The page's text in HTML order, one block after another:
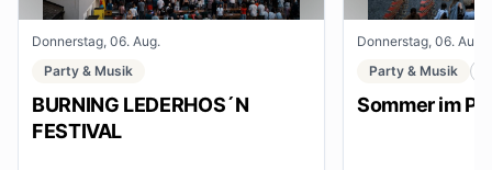
Donnerstag, 06. Aug.
Party & Musik
BURNING LEDERHOS´N
FESTIVAL
Donnerstag, 06. Aug.
Party & Musik
Sommer im